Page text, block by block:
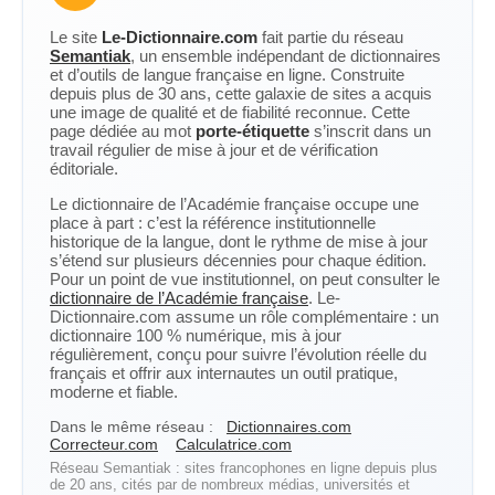
Le site Le-Dictionnaire.com fait partie du réseau
Semantiak, un ensemble indépendant de dictionnaires
et d’outils de langue française en ligne. Construite
depuis plus de 30 ans, cette galaxie de sites a acquis
une image de qualité et de fiabilité reconnue. Cette
page dédiée au mot porte-étiquette s’inscrit dans un
travail régulier de mise à jour et de vérification
éditoriale.
Le dictionnaire de l’Académie française occupe une
place à part : c’est la référence institutionnelle
historique de la langue, dont le rythme de mise à jour
s’étend sur plusieurs décennies pour chaque édition.
Pour un point de vue institutionnel, on peut consulter le
dictionnaire de l’Académie française. Le-
Dictionnaire.com assume un rôle complémentaire : un
dictionnaire 100 % numérique, mis à jour
régulièrement, conçu pour suivre l’évolution réelle du
français et offrir aux internautes un outil pratique,
moderne et fiable.
Dans le même réseau :
Dictionnaires.com
Correcteur.com
Calculatrice.com
Réseau Semantiak : sites francophones en ligne depuis plus
de 20 ans, cités par de nombreux médias, universités et